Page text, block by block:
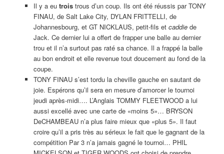
Il y a eu troistrous d’un coup. Ils ont été réussis par TONY
FINAU, de Salt Lake City, DYLAN FRITTELLI, de
Johannesbourg, et GT NICKLAUS, petit-fils et caddiede
Jack. Ce dernier lui a offert de frapper une balle au dernier
trou et il n’a surtout pas raté sa chance. Il a frappé la balle
au bon endroit et elle revenue tout doucement au fond de la
coupe.
TONY FINAU s’est tordu la cheville gauche en sautant de
joie. Espérons qu’il sera en mesure d’amorcer le tournoi
jeudi après-midi…. L’Anglais TOMMY FLEETWOOD a lui
aussi excellé avec une carte de «moins 5»… BRYSON
DeCHAMBEAU n’a plus faire mieux que «plus 5». Il faut
croire qu’il a pris très au sérieux le fait que le gagnant de la
compétition Par 3 n’a jamais gagné le tournoi… PHIL